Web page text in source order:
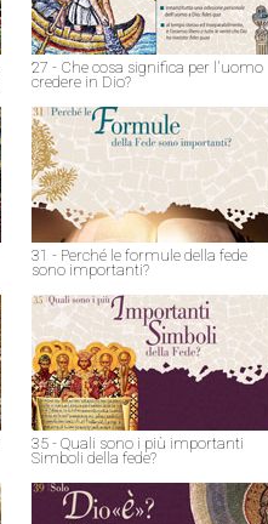
27 - Che cosa significa per l'uomo
credere in Dio?
31 - Perché le formule della fede
sono importanti?
35 - Quali sono i più importanti
Simboli della fede?